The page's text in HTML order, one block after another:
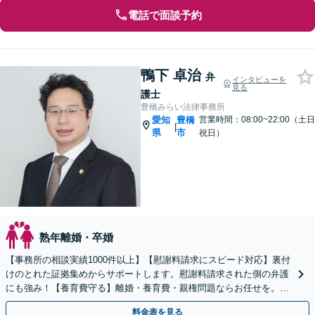
電話で面談予約
鴨下 卓治 弁
護士
インタビューを
見る
豊橋みらい法律事務所
愛知
県
|
豊橋
市
営業時間：08:00~22:00（土日
祝日）
熟年離婚・卒婚
【事務所の相談実績1000件以上】【慰謝料請求にスピード対応】裏付
けのとれた証拠集めからサポートします。慰謝料請求された側の弁護
にも強み！【養育費守る】離婚・養育費・親権問題ならお任せを。継
続的に費用を受け取る条件を整えます【土日祝も対応】
料金表を見る